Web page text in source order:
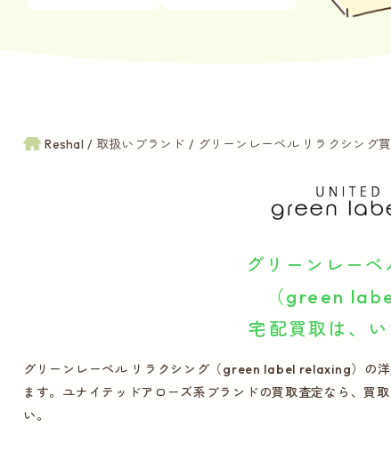
Reshal 取扱いブランド グリーンレーベル リラクシング
グリーンレー
（green
宅配買取は、
グリーンレーベル リラクシング（green label relaxing）の
ます。ユナイテッドアローズ系ブランドの買取査定なら、買
い。